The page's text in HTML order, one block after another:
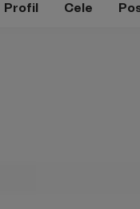
Profil Cele